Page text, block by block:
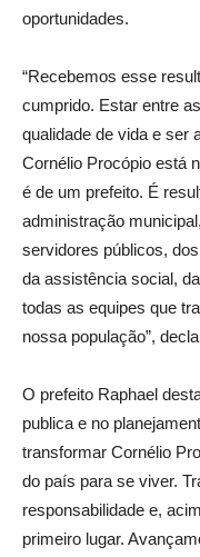
oportunidades.
“Recebemos esse
cumprido. Estar entre
qualidade de vida e ser
Cornélio Procópio está
é de um prefeito. É
administração
servidores públicos,
da assistência social,
todas as equipes que
nossa população”,
O prefeito Raphael
publica e no
transformar Cornélio
do país para se viver.
responsabilidade e,
primeiro lugar.